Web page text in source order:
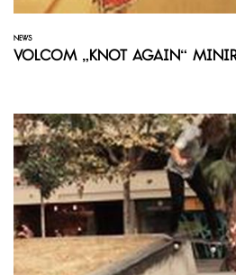
NEWS
Volcom „Knot Again“